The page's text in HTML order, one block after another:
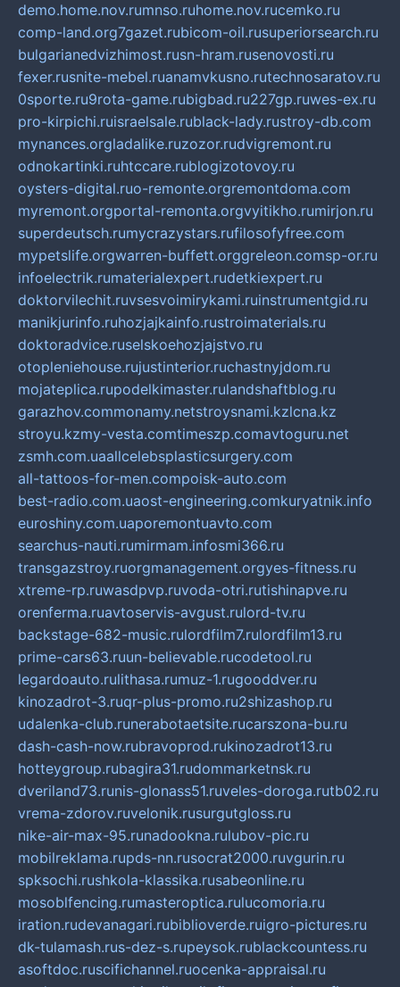
demo.home.nov.rumnso.ruhome.nov.rucemko.ru
comp-land.org7gazet.rubicom-oil.rusuperiorsearch.ru
bulgarianedvizhimost.rusn-hram.rusenovosti.ru
fexer.rusnite-mebel.ruanamvkusno.rutechnosaratov.ru
0sporte.ru9rota-game.rubigbad.ru227gp.ruwes-ex.ru
pro-kirpichi.ruisraelsale.rublack-lady.rustroy-db.com
mynances.orgladalike.ruzozor.rudvigremont.ru
odnokartinki.ruhtccare.rublogizotovoy.ru
oysters-digital.ruo-remonte.orgremontdoma.com
myremont.orgportal-remonta.orgvyitikho.rumirjon.ru
superdeutsch.rumycrazystars.rufilosofyfree.com
mypetslife.orgwarren-buffett.orggreleon.comsp-or.ru
infoelectrik.rumaterialexpert.rudetkiexpert.ru
doktorvilechit.ruvsesvoimirykami.ruinstrumentgid.ru
manikjurinfo.ruhozjajkainfo.rustroimaterials.ru
doktoradvice.ruselskoehozjajstvo.ru
otopleniehouse.rujustinterior.ruchastnyjdom.ru
mojateplica.rupodelkimaster.rulandshaftblog.ru
garazhov.commonamy.netstroysnami.kzlcna.kz
stroyu.kzmy-vesta.comtimeszp.comavtoguru.net
zsmh.com.uaallcelebsplasticsurgery.com
all-tattoos-for-men.compoisk-auto.com
best-radio.com.uaost-engineering.comkuryatnik.info
euroshiny.com.uaporemontuavto.com
searchus-nauti.rumirmam.infosmi366.ru
transgazstroy.ruorgmanagement.orgyes-fitness.ru
xtreme-rp.ruwasdpvp.ruvoda-otri.rutishinapve.ru
orenferma.ruavtoservis-avgust.rulord-tv.ru
backstage-682-music.rulordfilm7.rulordfilm13.ru
prime-cars63.ruun-believable.rucodetool.ru
legardoauto.rulithasa.rumuz-1.rugooddver.ru
kinozadrot-3.ruqr-plus-promo.ru2shizashop.ru
udalenka-club.runerabotaetsite.rucarszona-bu.ru
dash-cash-now.rubravoprod.rukinozadrot13.ru
hotteygroup.rubagira31.rudommarketnsk.ru
dveriland73.runis-glonass51.ruveles-doroga.rutb02.ru
vrema-zdorov.ruvelonik.rusurgutgloss.ru
nike-air-max-95.runadookna.rulubov-pic.ru
mobilreklama.rupds-nn.rusocrat2000.ruvgurin.ru
spksochi.rushkola-klassika.rusabeonline.ru
mosoblfencing.rumasteroptica.rulucomoria.ru
iration.rudevanagari.rubiblioverde.ruigro-pictures.ru
dk-tulamash.rus-dez-s.rupeysok.rublackcountess.ru
asoftdoc.ruscifichannel.ruocenka-appraisal.ru